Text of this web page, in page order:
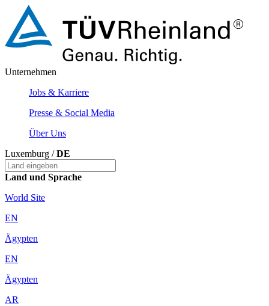
Unternehmen
Jobs & Karriere
Presse & Social Media
Über Uns
Luxemburg /DE
Land und Sprache
World Site
EN
Ägypten
EN
Ägypten
AR